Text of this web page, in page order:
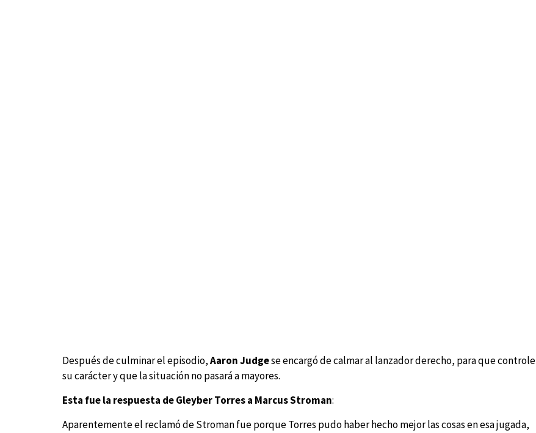
Después de culminar el episodio,Aaron Judgese encargó de calmar al lanzador derecho, para que controle
su carácter y que la situación no pasará a mayores.
Esta fue la respuesta de Gleyber Torres a Marcus Stroman:
Aparentemente el reclamó de Stroman fue porque Torres pudo haber hecho mejor las cosas en esa jugada,